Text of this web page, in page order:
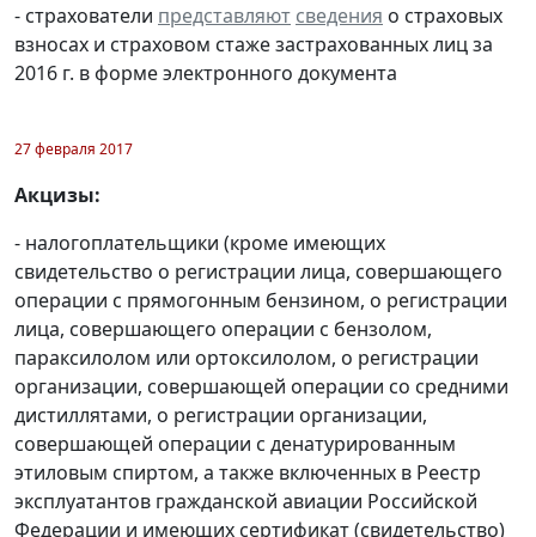
- страхователи представляют сведения о страховых
взносах и страховом стаже застрахованных лиц за
2016 г. в форме электронного документа
27 февраля 2017
Акцизы:
- налогоплательщики (кроме имеющих
свидетельство о регистрации лица, совершающего
операции с прямогонным бензином, о регистрации
лица, совершающего операции с бензолом,
параксилолом или ортоксилолом, о регистрации
организации, совершающей операции со средними
дистиллятами, о регистрации организации,
совершающей операции с денатурированным
этиловым спиртом, а также включенных в Реестр
эксплуатантов гражданской авиации Российской
Федерации и имеющих сертификат (свидетельство)